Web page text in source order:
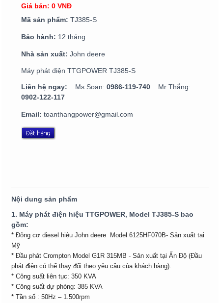
Giá bán: 0 VNĐ
Mã sản phẩm: TJ385-S
Bảo hành: 12 tháng
Nhà sản xuất: John deere
Máy phát điện TTGPOWER TJ385-S
Liên hệ ngay: Ms Soan: 0986-119-740 Mr Thắng:
0902-122-117
Email: toanthangpower@gmail.com
Nội dung sản phẩm
1. Máy phát điện hiệu TTGPOWER, Model TJ385-S bao
gồm:
* Động cơ diesel hiệu John deere Model 6125HF070B- Sản xuất tại
Mỹ
* Đầu phát Crompton Model G1R 315MB - Sản xuất tại Ấn Độ (Đầu
phát điện có thể thay đổi theo yêu cầu của khách hàng).
* Công suất liên tục: 350 KVA
* Công suất dự phòng: 385 KVA
* Tần số : 50Hz – 1.500rpm